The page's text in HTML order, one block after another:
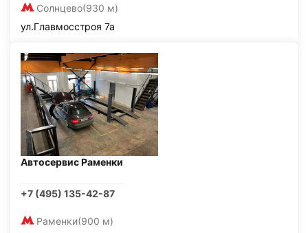
Солнцево(930 м)
ул.Главмосстроя 7а
Автосервис Раменки
+7 (495) 135-42-87
Раменки(900 м)